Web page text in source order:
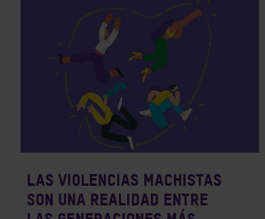
Las violencias machistas
son una realidad entre